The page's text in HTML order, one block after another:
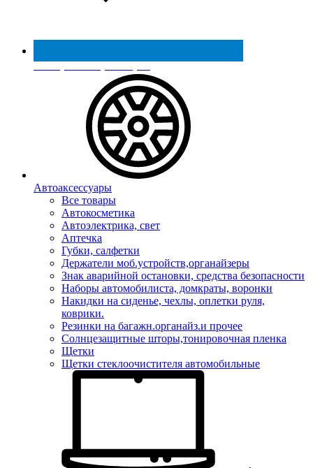
Реестр МинПромТорга
Автоаксессуары
Все товары
Автокосметика
Автоэлектрика, свет
Аптечка
Губки, салфетки
Держатели моб.устройств,органайзеры
Знак аварийной остановки, средства безопасности
Наборы автомобилиста, домкраты, воронки
Накидки на сиденье, чехлы, оплетки руля,
коврики.
Резинки на багажн.органайз.и прочее
Солнцезащитные шторы,тонировочная пленка
Щетки
Щетки стеклоочистителя автомобильные